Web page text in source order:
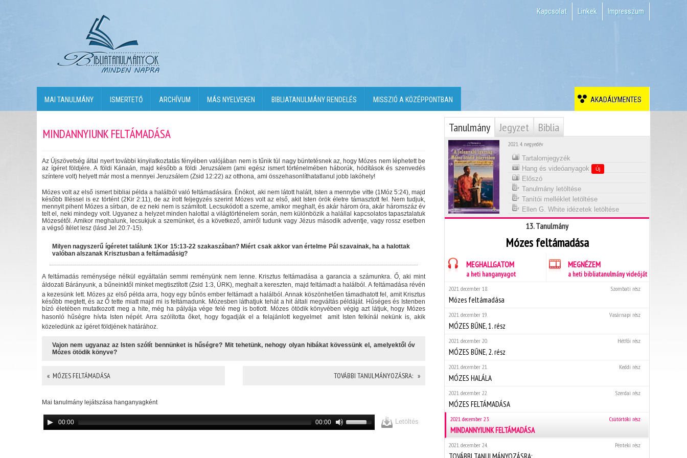
Kapcsolat Linkek Impresszum
MAI TANULMÁNY ISMERTETŐ ARCHÍVUM MÁS NYELVEKEN BIBLIATANULMÁNY RENDELÉS MISSZIÓ A KÖZÉPPONTBAN AKADÁLYMENTES
MINDANNYIUNK FELTÁMADÁSA
Az Újszövetség által nyert további kinyilatkoztatás fényében valójában nem is tűnik túl nagy büntetésnek az, hogy Mózes nem léphetett be
az ígéret földjére. A földi Kánaán, majd később a földi Jeruzsálem (ami egész ismert történelmében háborúk, hódítások és szenvedés
színtere volt) helyett már most a mennyei Jeruzsálem (Zsid 12:22) az otthona, ami összehasonlíthatatlanul jobb lakóhely!
Mózes volt az első ismert bibliai példa a halálból való feltámadására. Énókot, aki nem látott halált, Isten a mennybe vitte (1Móz 5:24), majd
később Illéssel is ez történt (2Kir 2:11), de az írott feljegyzés szerint Mózes volt az első, akit Isten örök életre támasztott fel. Nem tudjuk,
mennyit pihent Mózes a sírban, de ez neki nem is számított. Lecsukódott a szeme, amikor meghalt, és akár három óra, akár háromszáz év
telt el, neki mindegy volt. Ugyanez a helyzet minden halottal a világtörténelem során, nem különbözik a halállal kapcsolatos tapasztalatuk
Mózesétől. Amikor meghalunk, lecsukjuk a szemünket, és a következő, amiről tudunk vagy Jézus második adventje, vagy rossz esetben
a végső ítélet lesz (lásd Jel 20:7-15).
Milyen nagyszerű ígéretet találunk 1Kor 15:13-22 szakaszában? Miért csak akkor van értelme Pál szavainak, ha a halottak
valóban alszanak Krisztusban a feltámadásig?
A feltámadás reménysége nélkül egyáltalán semmi reményünk nem lenne. Krisztus feltámadása a garancia a számunkra. Ő, aki mint
áldozati Bárányunk, a bűneinktől minket megtisztított (Zsid 1:3, ÚRK), meghalt a kereszten, majd feltámadt a halálból. A feltámadása révén
a kezesünk lett. Mózes az első példa arra, hogy egy bűnös ember feltámadt a halálból. Annak köszönhetően támadhatott fel, amit Krisztus
később megtett, és az Ő tette miatt majd mi is feltámadunk. Mózesben láthatjuk tehát a hit általi megváltás példáját. Hűséges és Istenben
bízó életében mutatkozott meg a hite, még ha pályája vége felé meg is botlott. Mózes ötödik könyvében végig azt látjuk, hogy Mózes
hasonló hűségre hívta Isten népét. Arra szólította őket, hogy fogadják el a felajánlott kegyelmet  amit Isten felkínál nekünk is, akik
közeledünk az ígéret földjének határához.
Vajon nem ugyanaz az Isten szólít bennünket is hűségre? Mit tehetünk, nehogy olyan hibákat kövessünk el, amelyektől óv
Mózes ötödik könyve?
« MÓZES FELTÁMADÁSA TOVÁBBI TANULMÁNYOZÁSRA: »
Mai tanulmány lejátszása hanganyagként
00:00 00:00 Letöltés
Tanulmány Jegyzet Biblia
2021. 4. negyedév
Tartalomjegyzék
Hang és videóanyagok
Új
Előszó
Tanulmány letöltése
Tanítói melléklet letöltése
Ellen G. White idézetek letöltése
13. Tanulmány
Mózes feltámadása
MEGHALLGATOM
a heti hanganyagot
MEGNÉZEM
a heti bibliatanulmány videóját
Szombati rész
2021. december 18.
Mózes feltámadása
Vasárnapi rész
2021. december 19.
MÓZES BŰNE, 1. rész
Hétfői rész
2021. december 20.
MÓZES BŰNE, 2. rész
Keddi rész
2021. december 21.
MÓZES HALÁLA
Szerdai rész
2021. december 22.
MÓZES FELTÁMADÁSA
Csütörtöki rész
2021. december 23.
MINDANNYIUNK FELTÁMADÁSA
Pénteki rész
2021. december 24.